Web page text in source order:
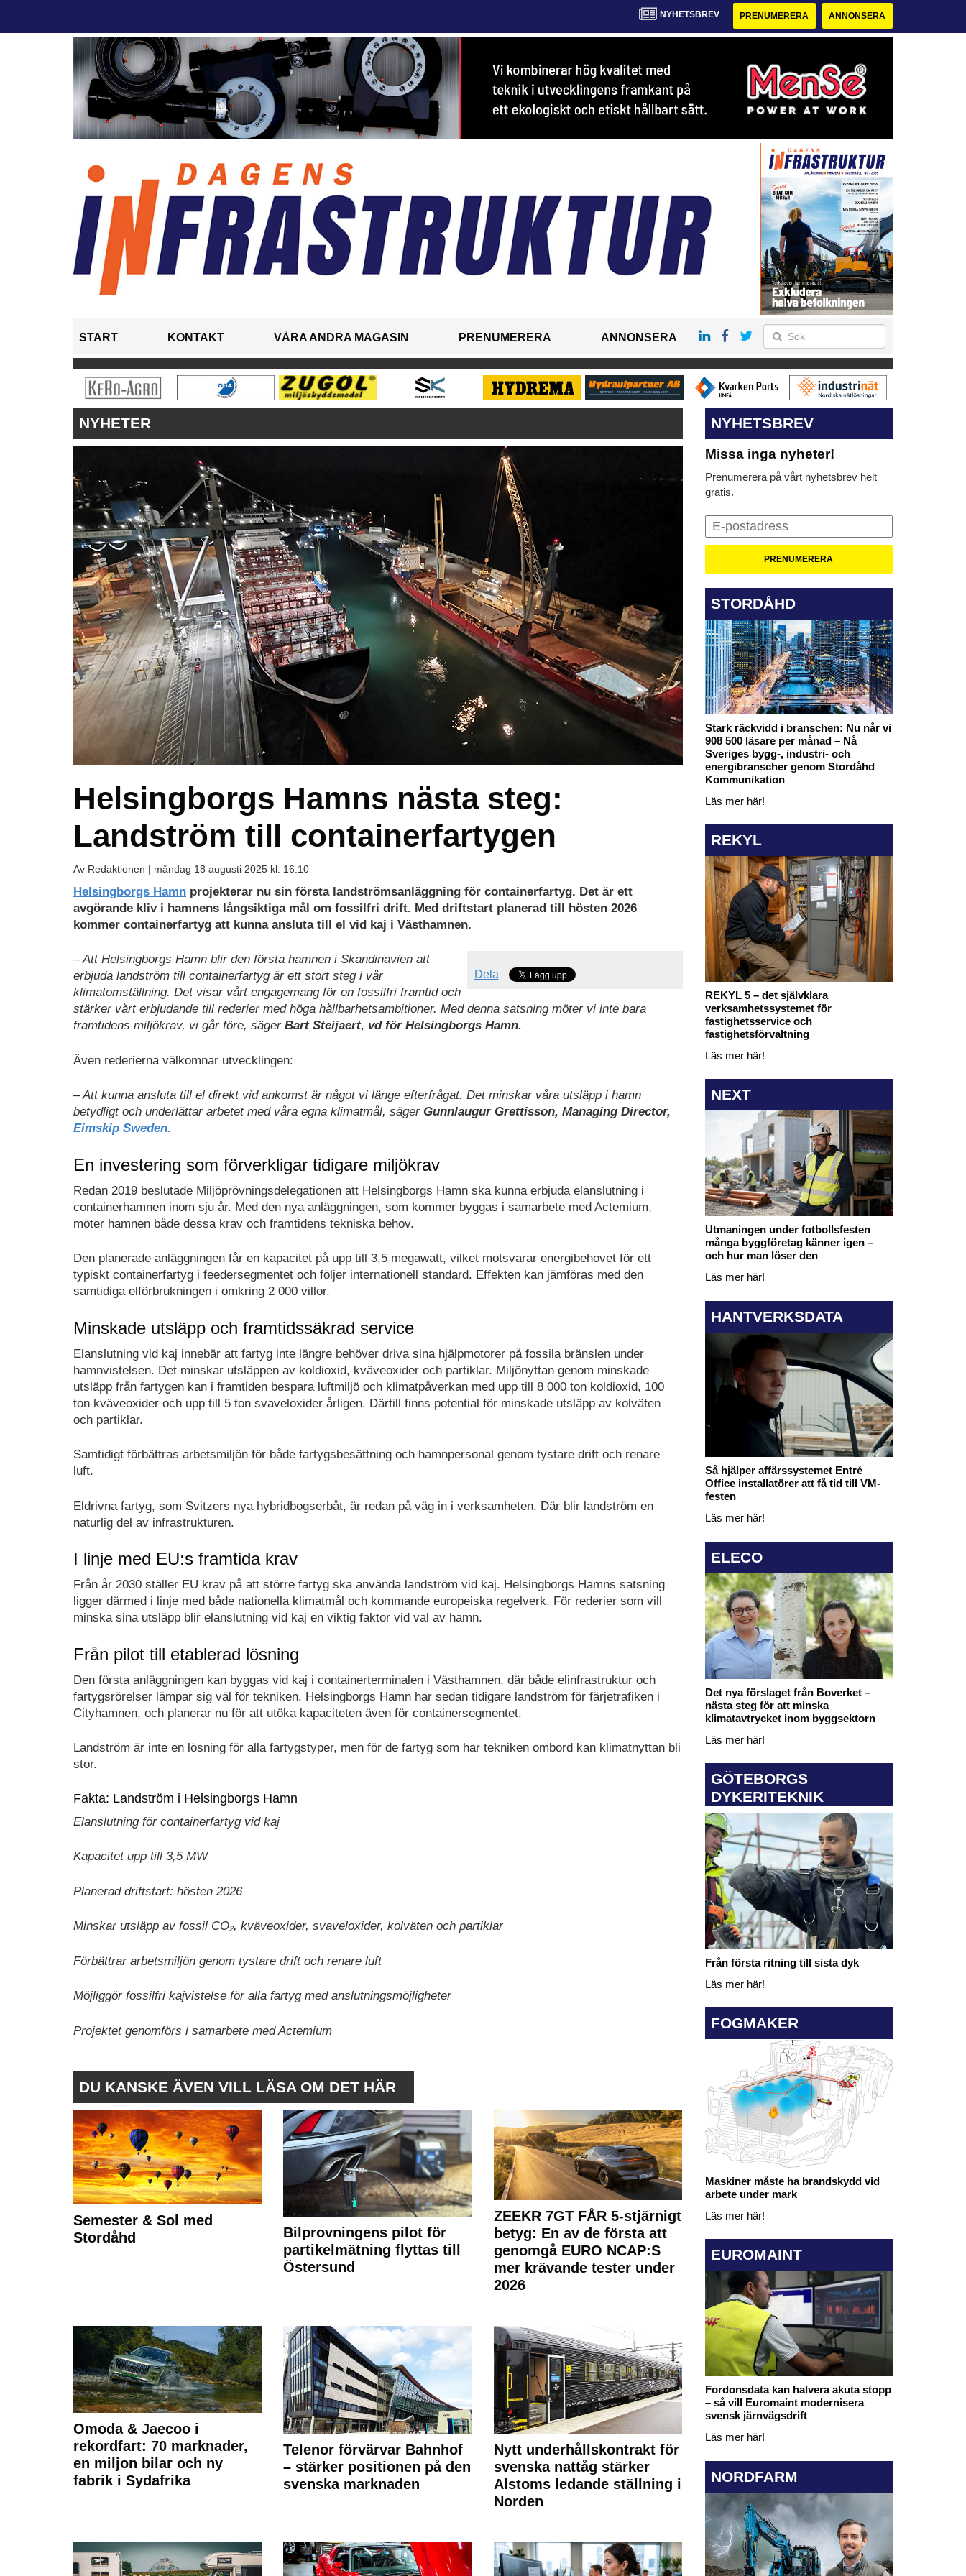
NYHETSBREV PRENUMERERA ANNONSERA
START KONTAKT VÅRA ANDRA MAGASIN PRENUMERERA ANNONSERA
NYHETER
Helsingborgs Hamns nästa steg:
Landström till containerfartygen
Av Redaktionen | måndag 18 augusti 2025 kl. 16:10
Helsingborgs Hamn projekterar nu sin första landströmsanläggning för containerfartyg. Det är ett
avgörande kliv i hamnens långsiktiga mål om fossilfri drift. Med driftstart planerad till hösten 2026
kommer containerfartyg att kunna ansluta till el vid kaj i Västhamnen.
Dela
– Att Helsingborgs Hamn blir den första hamnen i Skandinavien att
erbjuda landström till containerfartyg är ett stort steg i vår
klimatomställning. Det visar vårt engagemang för en fossilfri framtid och
stärker vårt erbjudande till rederier med höga hållbarhetsambitioner. Med denna satsning möter vi inte bara
framtidens miljökrav, vi går före, säger Bart Steijaert, vd för Helsingborgs Hamn.
Även rederierna välkomnar utvecklingen:
– Att kunna ansluta till el direkt vid ankomst är något vi länge efterfrågat. Det minskar våra utsläpp i hamn
betydligt och underlättar arbetet med våra egna klimatmål, säger Gunnlaugur Grettisson, Managing Director,
Eimskip Sweden.
En investering som förverkligar tidigare miljökrav
Redan 2019 beslutade Miljöprövningsdelegationen att Helsingborgs Hamn ska kunna erbjuda elanslutning i
containerhamnen inom sju år. Med den nya anläggningen, som kommer byggas i samarbete med Actemium,
möter hamnen både dessa krav och framtidens tekniska behov.
Den planerade anläggningen får en kapacitet på upp till 3,5 megawatt, vilket motsvarar energibehovet för ett
typiskt containerfartyg i feedersegmentet och följer internationell standard. Effekten kan jämföras med den
samtidiga elförbrukningen i omkring 2 000 villor.
Minskade utsläpp och framtidssäkrad service
Elanslutning vid kaj innebär att fartyg inte längre behöver driva sina hjälpmotorer på fossila bränslen under
hamnvistelsen. Det minskar utsläppen av koldioxid, kväveoxider och partiklar. Miljönyttan genom minskade
utsläpp från fartygen kan i framtiden bespara luftmiljö och klimatpåverkan med upp till 8 000 ton koldioxid, 100
ton kväveoxider och upp till 5 ton svaveloxider årligen. Därtill finns potential för minskade utsläpp av kolväten
och partiklar.
Samtidigt förbättras arbetsmiljön för både fartygsbesättning och hamnpersonal genom tystare drift och renare
luft.
Eldrivna fartyg, som Svitzers nya hybridbogserbåt, är redan på väg in i verksamheten. Där blir landström en
naturlig del av infrastrukturen.
I linje med EU:s framtida krav
Från år 2030 ställer EU krav på att större fartyg ska använda landström vid kaj. Helsingborgs Hamns satsning
ligger därmed i linje med både nationella klimatmål och kommande europeiska regelverk. För rederier som vill
minska sina utsläpp blir elanslutning vid kaj en viktig faktor vid val av hamn.
Från pilot till etablerad lösning
Den första anläggningen kan byggas vid kaj i containerterminalen i Västhamnen, där både elinfrastruktur och
fartygsrörelser lämpar sig väl för tekniken. Helsingborgs Hamn har sedan tidigare landström för färjetrafiken i
Cityhamnen, och planerar nu för att utöka kapaciteten även för containersegmentet.
Landström är inte en lösning för alla fartygstyper, men för de fartyg som har tekniken ombord kan klimatnyttan bli
stor.
Fakta: Landström i Helsingborgs Hamn
Elanslutning för containerfartyg vid kaj
Kapacitet upp till 3,5 MW
Planerad driftstart: hösten 2026
Minskar utsläpp av fossil CO₂, kväveoxider, svaveloxider, kolväten och partiklar
Förbättrar arbetsmiljön genom tystare drift och renare luft
Möjliggör fossilfri kajvistelse för alla fartyg med anslutningsmöjligheter
Projektet genomförs i samarbete med Actemium
DU KANSKE ÄVEN VILL LÄSA OM DET HÄR
Semester & Sol med
Stordåhd
Bilprovningens pilot för
partikelmätning flyttas till
Östersund
ZEEKR 7GT FÅR 5-stjärnigt
betyg: En av de första att
genomgå EURO NCAP:S
mer krävande tester under
2026
Omoda & Jaecoo i
rekordfart: 70 marknader,
en miljon bilar och ny
fabrik i Sydafrika
Telenor förvärvar Bahnhof
– stärker positionen på den
svenska marknaden
Nytt underhållskontrakt för
svenska nattåg stärker
Alstoms ledande ställning i
Norden
NYHETSBREV
Missa inga nyheter!
Prenumerera på vårt nyhetsbrev helt
gratis.
STORDÅHD
Stark räckvidd i branschen: Nu når vi
908 500 läsare per månad – Nå
Sveriges bygg-, industri- och
energibranscher genom Stordåhd
Kommunikation
Läs mer här!
REKYL
REKYL 5 – det självklara
verksamhetssystemet för
fastighetsservice och
fastighetsförvaltning
Läs mer här!
NEXT
Utmaningen under fotbollsfesten
många byggföretag känner igen –
och hur man löser den
Läs mer här!
HANTVERKSDATA
Så hjälper affärssystemet Entré
Office installatörer att få tid till VM-
festen
Läs mer här!
ELECO
Det nya förslaget från Boverket –
nästa steg för att minska
klimatavtrycket inom byggsektorn
Läs mer här!
GÖTEBORGS
DYKERITEKNIK
Från första ritning till sista dyk
Läs mer här!
FOGMAKER
Maskiner måste ha brandskydd vid
arbete under mark
Läs mer här!
EUROMAINT
Fordonsdata kan halvera akuta stopp
– så vill Euromaint modernisera
svensk järnvägsdrift
Läs mer här!
NORDFARM